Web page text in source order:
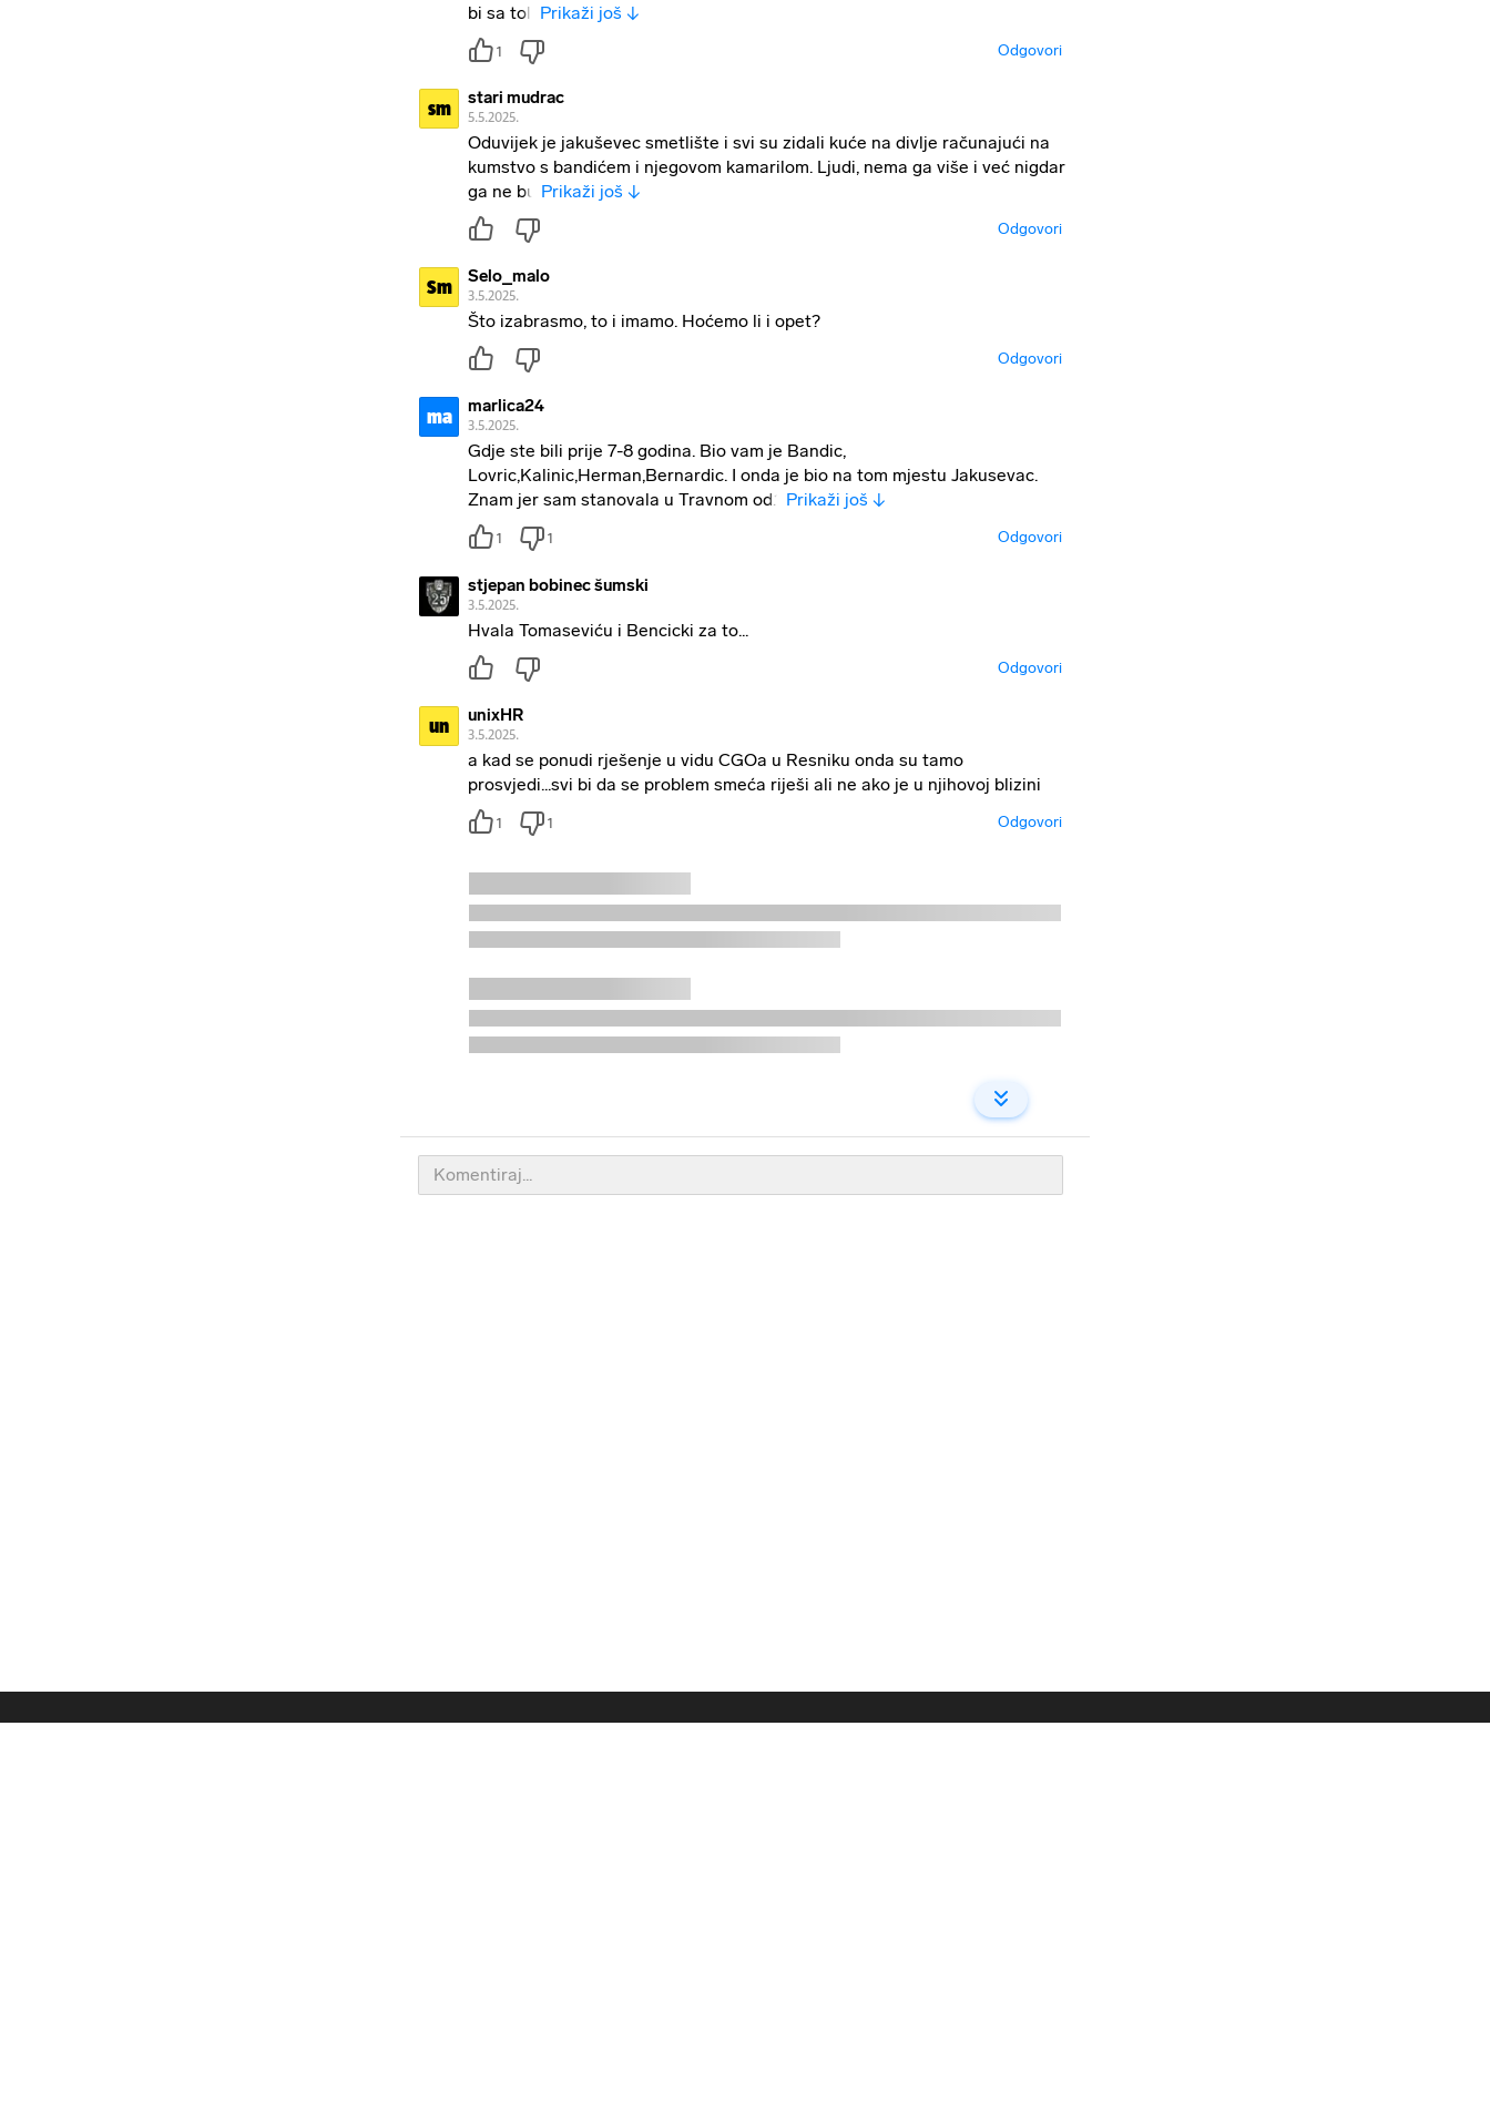
bi sa toli Prikaži još ↓
1 Odgovori
sm stari mudrac
5.5.2025.
Oduvijek je jakuševec smetlište i svi su zidali kuće na divlje računajući na
kumstvo s bandićem i njegovom kamarilom. Ljudi, nema ga više i već nigdar
ga ne bu Prikaži još ↓
Odgovori
Sm Selo_malo
3.5.2025.
Što izabrasmo, to i imamo. Hoćemo li i opet?
Odgovori
ma marlica24
3.5.2025.
Gdje ste bili prije 7-8 godina. Bio vam je Bandic,
Lovric,Kalinic,Herman,Bernardic. I onda je bio na tom mjestu Jakusevac.
Znam jer sam stanovala u Travnom od.1 Prikaži još ↓
1 1 Odgovori
stjepan bobinec šumski
3.5.2025.
Hvala Tomaseviću i Bencicki za to...
Odgovori
un unixHR
3.5.2025.
a kad se ponudi rješenje u vidu CGOa u Resniku onda su tamo
prosvjedi...svi bi da se problem smeća riješi ali ne ako je u njihovoj blizini
1 1 Odgovori